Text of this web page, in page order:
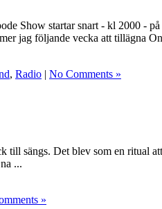
Show startar snart - kl 2000 -
jag följande vecka att tillägna
, Radio | No Comments »
till sängs. Det blev som en ritual
...
»